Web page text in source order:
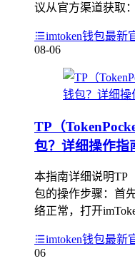
议从官方渠道获取
imtoken钱包最新
08-06
TP（
包？详细操作指
本指南详细说明TP
包的操作步骤：首
络正常，打开
imtoken钱包最新
06